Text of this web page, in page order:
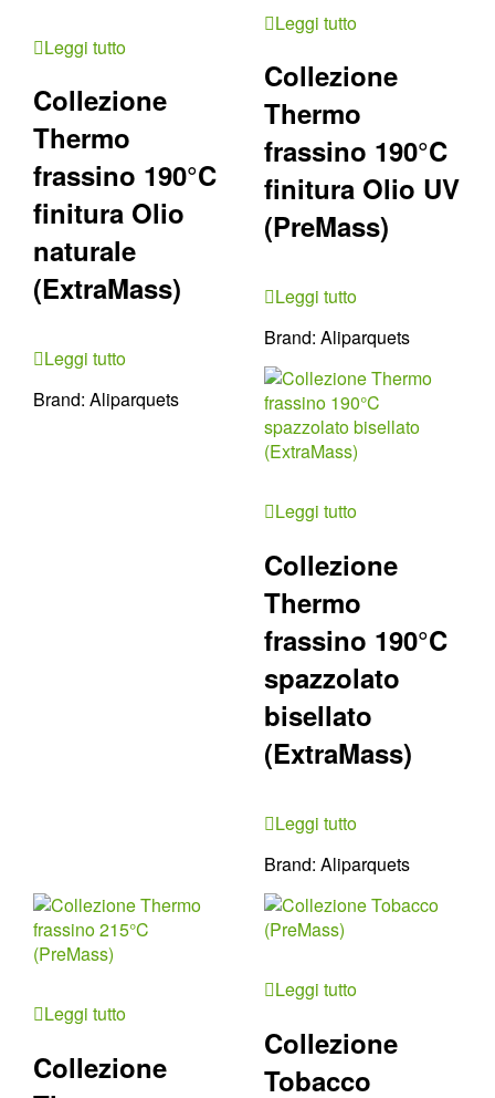
Leggi tutto
Collezione
Thermo
frassino 190°C
finitura Olio
naturale
(ExtraMass)
Leggi tutto
Brand: Aliparquets
Leggi tutto
Collezione
Thermo
frassino 190°C
finitura Olio UV
(PreMass)
Leggi tutto
Brand: Aliparquets
Leggi tutto
Collezione
Thermo
frassino 190°C
spazzolato
bisellato
(ExtraMass)
Leggi tutto
Brand: Aliparquets
Leggi tutto
Collezione
Leggi tutto
Collezione
Tobacco